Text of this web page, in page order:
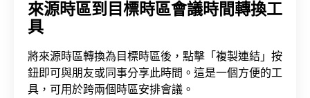
來源時區到目標時區會議時間轉換工
具
將來源時區轉換為目標時區後，點擊「複製連結」按
鈕即可與朋友或同事分享此時間。這是一個方便的工
具，可用於跨兩個時區安排會議。